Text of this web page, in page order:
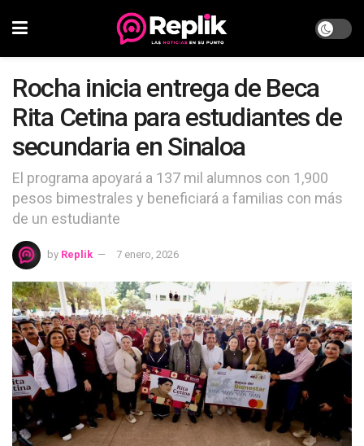
Rocha inicia entrega de Beca
Rita Cetina para estudiantes de
secundaria en Sinaloa
El programa apoyará a 137 mil alumnos con 1,900
pesos bimestrales y beneficiará a familias con más
de un estudiante
by Replik 7 enero, 2026